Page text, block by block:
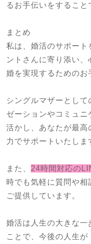
るお手伝いをすること
まとめ
私は、婚活のサポー
ントさんに寄り添い
婚を実現するためのお
シングルマザーとし
ゼーションやコミュニ
活かし、あなたが最
力でサポートいたしま
また、 24時間対応の
時でも気軽に質問や相
ご提供しています。
婚活は人生の大きな
ことで、今後の人生が